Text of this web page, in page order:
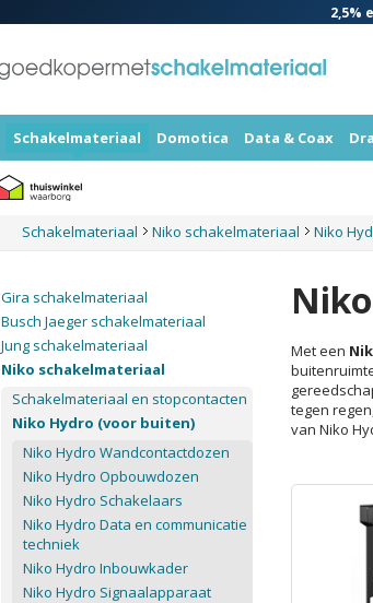
2,5%
Schakelmateriaal Domotica Data & Coax
Schakelmateriaal Niko schakelmateriaal Niko
Met een
tegen
van Niko
Gira schakelmateriaal
Busch Jaeger schakelmateriaal
Jung schakelmateriaal
Niko schakelmateriaal
Schakelmateriaal en stopcontacten
Niko Hydro (voor buiten)
Niko Hydro Wandcontactdozen
Niko Hydro Opbouwdozen
Niko Hydro Schakelaars
Niko Hydro Data en communicatie
techniek
Niko Hydro Inbouwkader
Niko Hydro Signaalapparaat